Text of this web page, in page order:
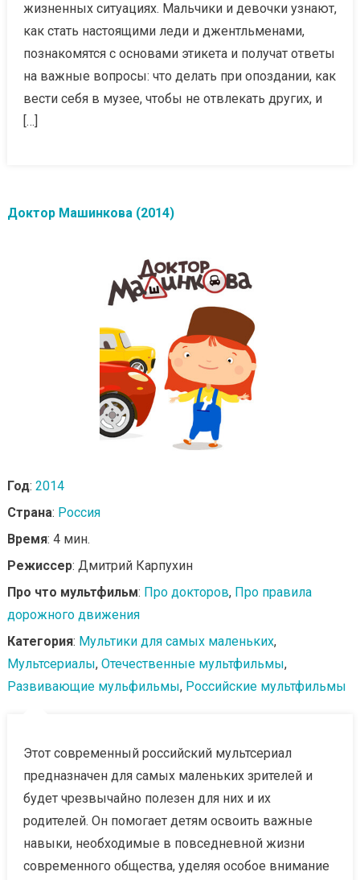
жизненных ситуациях. Мальчики и девочки узнают,
как стать настоящими леди и джентльменами,
познакомятся с основами этикета и получат ответы
на важные вопросы: что делать при опоздании, как
вести себя в музее, чтобы не отвлекать других, и
[…]
Доктор Машинкова (2014)
Год: 2014
Страна: Россия
Время: 4 мин.
Режиссер: Дмитрий Карпухин
Про что мультфильм: Про докторов, Про правила
дорожного движения
Категория: Мультики для самых маленьких,
Мультсериалы, Отечественные мультфильмы,
Развивающие мульфильмы, Российские мультфильмы
Этот современный российский мультсериал
предназначен для самых маленьких зрителей и
будет чрезвычайно полезен для них и их
родителей. Он помогает детям освоить важные
навыки, необходимые в повседневной жизни
современного общества, уделяя особое внимание